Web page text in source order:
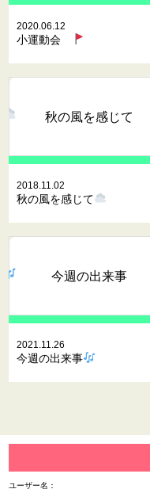
2020.06.12
小運動会
秋の風を感じて
2018.11.02
秋の風を感じて
今週の出来事
2021.11.26
今週の出来事
ユーザー名：